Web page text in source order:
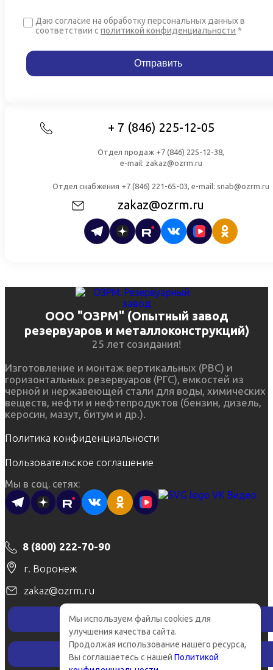
Даю согласие на обработку персональных данных в
соответствии с политикой конфиденциальности *
+ 7 (846) 225-12-05
Отдел продаж +7 (846) 225-12-38,
e-mail: zakaz@ozrm.ru
Отдел снабжения +7 (846) 221-65-03, e-mail: snab@ozrm.ru
zakaz@ozrm.ru
ООО "ОЗРМ" (Опытный завод
резервуаров и металлоконструкций)
25 лет созидания!
Мы в соц. сетях:
Изготовление и монтаж вертикальных (РВС) и
горизонтальных резервуаров (РГС), емкостей из
черной и нержавеющей стали для воды, химических
веществ, нефти и нефтепродуктов (бензин, дизель,
керосин, мазут, битум и др.).
Политика конфиденциальности
Пользовательское соглашение
8 (800) 222-70-90
г. Воронеж
zakaz@ozrm.ru
Заказать звонок
Рассчитать стоимость
×
Мы используем файлы cookies для
улучшения качества сайта.
Продолжая использование нашего ресурса,
Вы соглашаетесь с нашей Политикой